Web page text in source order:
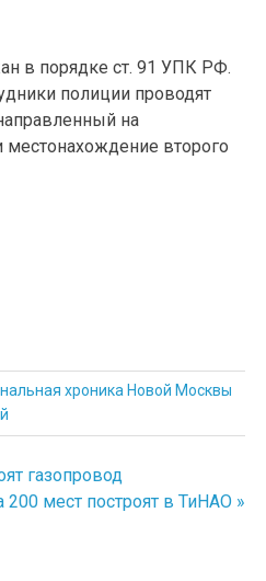
в порядке ст. 91 УПК РФ.
полиции проводят
на
местонахождение второго
хроника Новой Москвы
газопровод
200 мест построят в ТиНАО »